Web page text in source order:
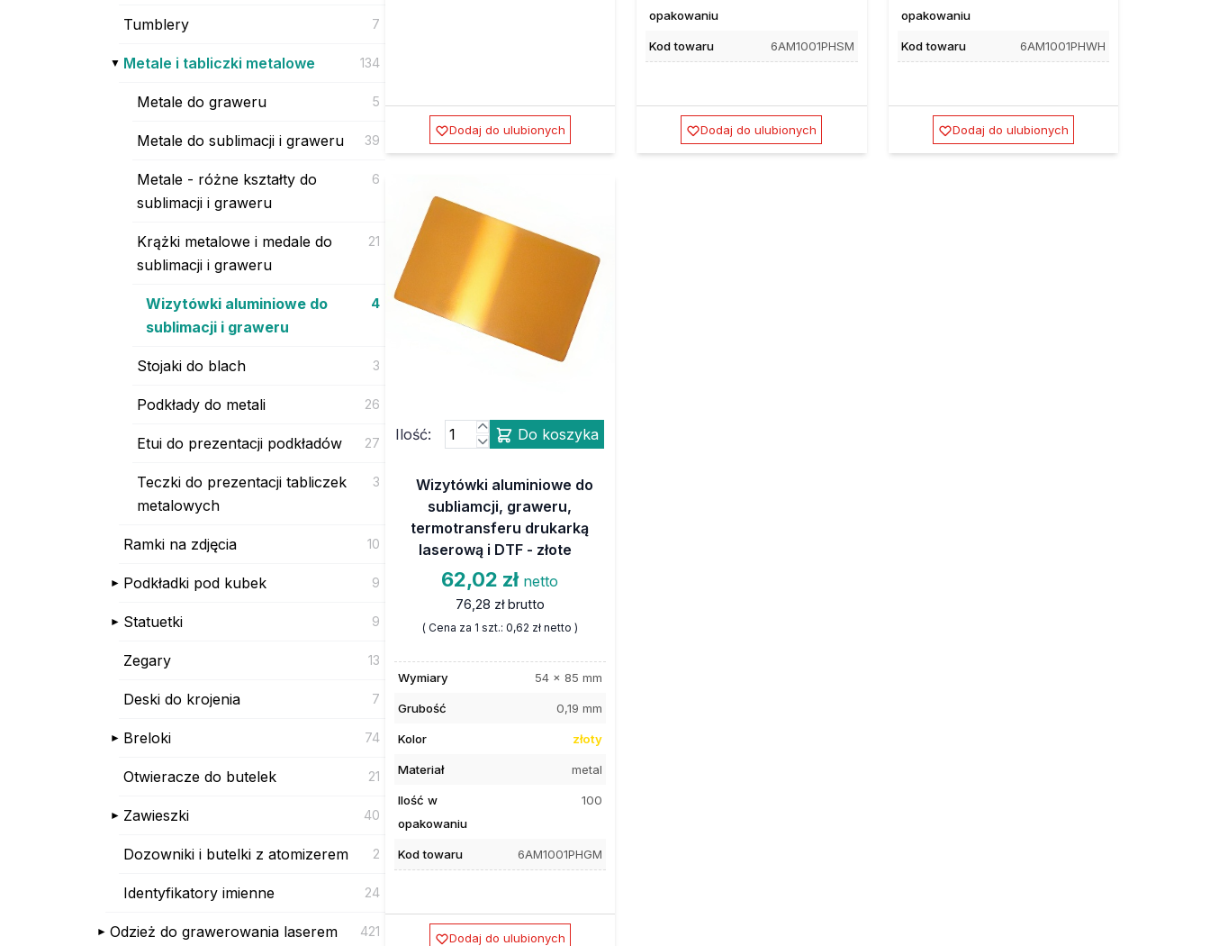
Tumblery 7
Metale i tabliczki metalowe 134
Metale do graweru 5
Metale do sublimacji i graweru 39
Metale - różne kształty do
sublimacji i graweru
6
Krążki metalowe i medale do
sublimacji i graweru
21
Wizytówki aluminiowe do
sublimacji i graweru
4
Stojaki do blach 3
Podkłady do metali 26
Etui do prezentacji podkładów 27
Teczki do prezentacji tabliczek
metalowych
3
Ramki na zdjęcia 10
Podkładki pod kubek 9
Statuetki 9
Zegary 13
Deski do krojenia 7
Breloki 74
Otwieracze do butelek 21
Zawieszki 40
Dozowniki i butelki z atomizerem 2
Identyfikatory imienne 24
Odzież do grawerowania laserem 421
Dodaj do ulubionych
opakowaniu
Kod towaru 6AM1001PHSM
Dodaj do ulubionych
opakowaniu
Kod towaru 6AM1001PHWH
Dodaj do ulubionych
Ilość: Do koszyka
Wizytówki aluminiowe do
subliamcji, graweru,
termotransferu drukarką
laserową i DTF - złote
62,02 zł netto
76,28 zł brutto
( Cena za 1 szt.: 0,62 złnetto )
Wymiary 54 x 85 mm
Grubość 0,19 mm
Kolor złoty
Materiał metal
Ilość w
opakowaniu
100
Kod towaru 6AM1001PHGM
Dodaj do ulubionych